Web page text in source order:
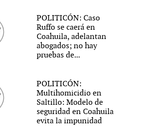
POLITICÓN: Caso
Ruffo se caerá en
Coahuila, adelantan
abogados; no hay
pruebas de...
POLITICÓN:
Multihomicidio en
Saltillo: Modelo de
seguridad en Coahuila
evita la impunidad